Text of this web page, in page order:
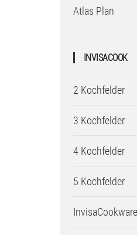
Atlas Plan
INVISACOOK
2 Kochfelder
3 Kochfelder
4 Kochfelder
5 Kochfelder